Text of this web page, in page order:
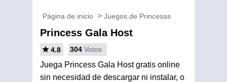
Página de inicio Juegos de Princesas
Princess Gala Host
4.8 304 Votos
Juega Princess Gala Host gratis online
sin necesidad de descargar ni instalar, o